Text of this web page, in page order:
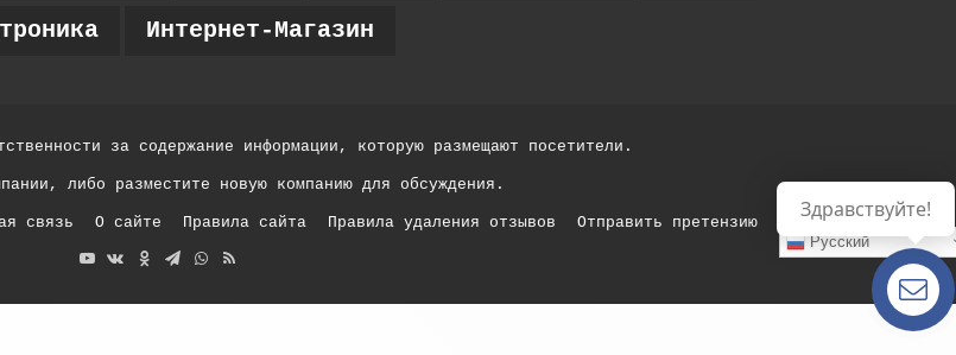
Интернет-Магазин
за содержание информации, которую размещают посетители.
либо разместите новую компанию для обсуждения.
связь О сайте Правила сайта Правила удаления отзывов
Отправить претензию
Русский
YouTubevk.com
Одноклассники
Telegram
WhatsApp
RSS
Есть
вопросы?
Здравствуйте!